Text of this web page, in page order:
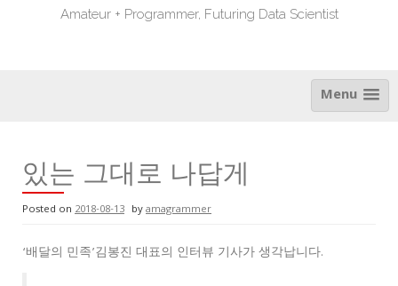
Amateur + Programmer, Futuring Data Scientist
Menu
있는 그대로 나답게
Posted on 2018-08-13 byamagrammer
‘배달의 민족’김봉진 대표의 인터뷰 기사가 생각납니다.